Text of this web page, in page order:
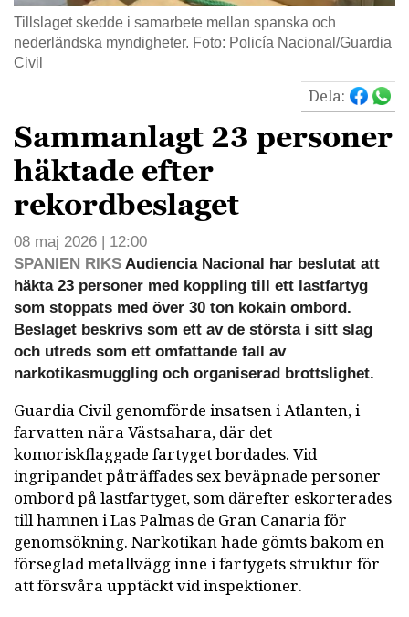
Tillslaget skedde i samarbete mellan spanska och
nederländska myndigheter. Foto: Policía Nacional/Guardia
Civil
Dela:
Sammanlagt 23 personer
häktade efter
rekordbeslaget
08 maj 2026 | 12:00
SPANIEN RIKS Audiencia Nacional har beslutat att
häkta 23 personer med koppling till ett lastfartyg
som stoppats med över 30 ton kokain ombord.
Beslaget beskrivs som ett av de största i sitt slag
och utreds som ett omfattande fall av
narkotikasmuggling och organiserad brottslighet.
Guardia Civil genomförde insatsen i Atlanten, i
farvatten nära Västsahara, där det
komoriskflaggade fartyget bordades. Vid
ingripandet påträffades sex beväpnade personer
ombord på lastfartyget, som därefter eskorterades
till hamnen i Las Palmas de Gran Canaria för
genomsökning. Narkotikan hade gömts bakom en
förseglad metallvägg inne i fartygets struktur för
att försvåra upptäckt vid inspektioner.